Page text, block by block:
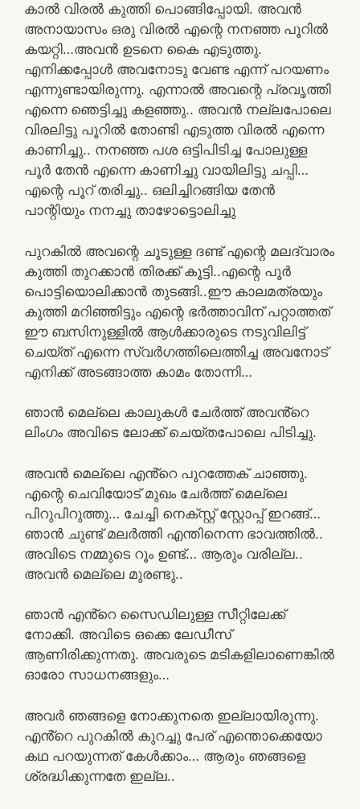
കാൽ വിരൽ കുത്തി പൊങ്ങിപ്പോയി. അവൻ
അനായാസം ഒരു വിരൽ എന്റെ നനഞ്ഞ പൂറിൽ
കയറ്റി…അവൻ ഉടനെ കൈ എടുത്തു.
എനിക്കപ്പോൾ അവനോടു വേണ്ട എന്ന് പറയണം
എന്നുണ്ടായിരുന്നു. എന്നാൽ അവന്റെ പ്രവൃത്തി
എന്നെ ഞെട്ടിച്ചു കളഞ്ഞു.. അവൻ നല്ലപോലെ
വിരലിട്ടു പൂറിൽ തോണ്ടി എടുത്ത വിരൽ എന്നെ
കാണിച്ചു.. നനഞ്ഞ പശ ഒട്ടിപിടിച്ച പോലുള്ള
പൂർ തേൻ എന്നെ കാണിച്ചു വായിലിട്ടു ചപ്പി…
എന്റെ പൂറ് തരിച്ചു.. ഒലിച്ചിറങ്ങിയ തേൻ
പാന്റിയും നനച്ചു താഴോട്ടൊലിച്ചു
പുറകിൽ അവന്റെ ചൂടുള്ള ദണ്ട് എന്റെ മലദ്വാരം
കുത്തി തുറക്കാൻ തിരക്ക് കൂട്ടി..എന്റെ പൂർ
പൊട്ടിയൊലിക്കാൻ തുടങ്ങി..ഈ കാലമത്രയും
കുത്തി മറിഞ്ഞിട്ടും എന്റെ ഭർത്താവിന് പറ്റാത്തത്
ഈ ബസിനുള്ളിൽ ആൾക്കാരുടെ നടുവിലിട്ട്
ചെയ്ത് എന്നെ സ്വർഗത്തിലെത്തിച്ച അവനോട്
എനിക്ക് അടങ്ങാത്ത കാമം തോന്നി…
ഞാൻ മെല്ലെ കാലുകൾ ചേർത്ത് അവൻ്റെ
ലിംഗം അവിടെ ലോക്ക് ചെയ്തപോലെ പിടിച്ചു.
അവൻ മെല്ലെ എൻ്റെ പുറത്തേക് ചാഞ്ഞു.
എന്റെ ചെവിയോട് മുഖം ചേർത്ത് മെല്ലെ
പിറുപിറുത്തു… ചേച്ചി നെക്സ്റ്റ് സ്റ്റോപ്പ്‌ ഇറങ്ങ്…
ഞാൻ ചുണ്ട് മലർത്തി എന്തിനെന്ന ഭാവത്തിൽ..
അവിടെ നമ്മുടെ റൂം ഉണ്ട്… ആരും വരില്ല..
അവൻ മെല്ലെ മുരണ്ടു..
ഞാൻ എൻ്റെ സൈഡിലുള്ള സീറ്റിലേക്ക്
നോക്കി. അവിടെ ഒക്കെ ലേഡീസ്
ആണിരിക്കുന്നതു. അവരുടെ മടികളിലാണെങ്കിൽ
ഓരോ സാധനങ്ങളും…
അവർ ഞങ്ങളെ നോക്കുനതെ ഇല്ലായിരുന്നു.
എൻ്റെ പുറകിൽ കുറച്ചു പേര് എന്തൊക്കെയോ
കഥ പറയുന്നത് കേൾക്കാം… ആരും ഞങ്ങളെ
ശ്രദ്ധിക്കുന്നതേ ഇല്ല..